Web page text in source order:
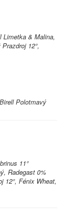
Limetka & Malina,
12°,
Polotmavý
11°
Radegast 0%
12°, Fénix Wheat,